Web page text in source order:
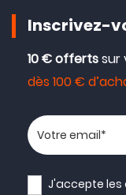
Inscrivez-
10 € offertssur
dès 100 €
Votre adresse
J'accepte les